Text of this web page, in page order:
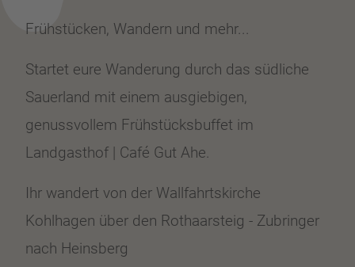
Frühstücken, Wandern und mehr...
Startet eure Wanderung durch das südliche
Sauerland mit einem ausgiebigen,
genussvollem Frühstücksbuffet im
Landgasthof | Café Gut Ahe.
Ihr wandert von der Wallfahrtskirche
Kohlhagen über den Rothaarsteig - Zubringer
nach Heinsberg